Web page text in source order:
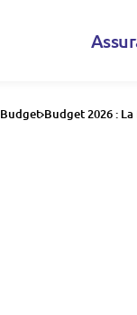
Budget Budget 2026 :